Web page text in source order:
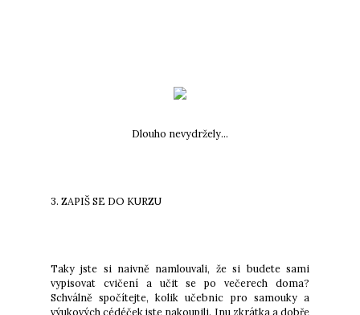
Dlouho nevydržely…
3. ZAPIŠ SE DO KURZU
Taky jste si naivně namlouvali, že si budete sami
vypisovat cvičení a učit se po večerech doma?
Schválně spočítejte, kolik učebnic pro samouky a
výukových cédéček jste nakoupili. Inu zkrátka a dobře